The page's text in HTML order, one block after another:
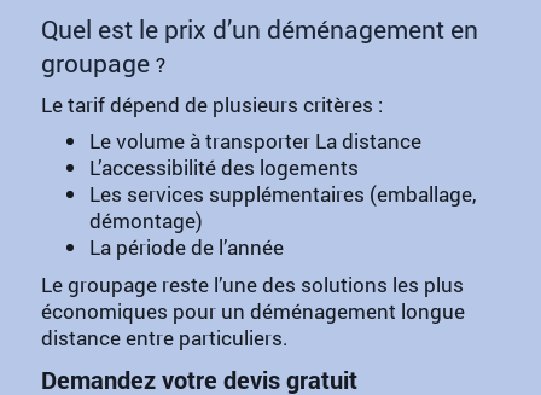
Quel est le prix d’un déménagement en
groupage ?
Le tarif dépend de plusieurs critères :
Le volume à transporter La distance
L’accessibilité des logements
Les services supplémentaires (emballage,
démontage)
La période de l’année
Le groupage reste l’une des solutions les plus
économiques pour un déménagement longue
distance entre particuliers.
Demandez votre devis gratuit